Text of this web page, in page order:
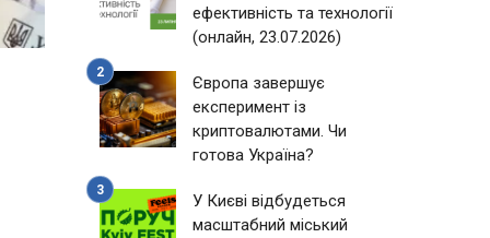
ефективність та технології
(онлайн, 23.07.2026)
Європа завершує
експеримент із
криптовалютами. Чи
готова Україна?
У Києві відбудеться
масштабний міський